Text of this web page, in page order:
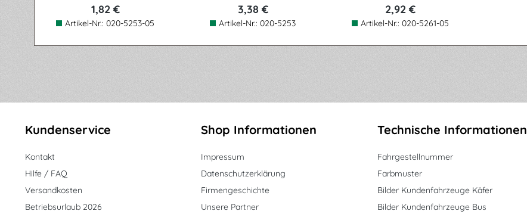
1,82 €
Artikel-Nr.:020-5253-05
Griff)
3,38 €
Artikel-Nr.:020-5253
2,92 €
Artikel-Nr.:020-5261-05
Kundenservice
Kontakt
Hilfe / FAQ
Versandkosten
Betriebsurlaub 2026
Shop Informationen
Impressum
Datenschutzerklärung
Firmengeschichte
Unsere Partner
Technische Informationen
Fahrgestellnummer
Farbmuster
Bilder Kundenfahrzeuge Käfer
Bilder Kundenfahrzeuge Bus